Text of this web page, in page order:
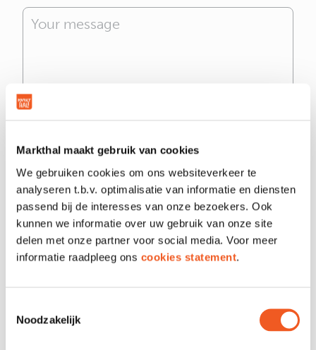
Markthal maakt gebruik van cookies
We gebruiken cookies om ons websiteverkeer te
analyseren t.b.v. optimalisatie van informatie en diensten
passend bij de interesses van onze bezoekers. Ook
kunnen we informatie over uw gebruik van onze site
delen met onze partner voor social media. Voor meer
informatie raadpleeg ons cookies statement.
Noodzakelijk
Your message
Geen titel
Submit
to ask